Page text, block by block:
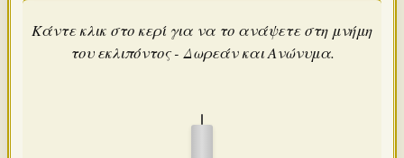
Κάντε κλικ στο κερί για να το ανάψετε στη μνήμη
του εκλιπόντος - Δωρεάν και Ανώνυμα.